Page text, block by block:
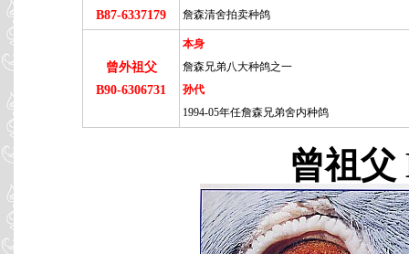
B87-6337179
詹森清舍拍卖种鸽
曾外祖父
B90-6306731
本身
詹森兄弟八大种鸽之一
孙代
1994-05年任詹森兄弟舍内种鸽
曾祖父